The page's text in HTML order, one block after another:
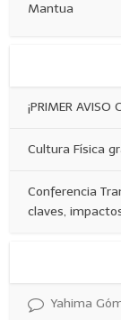
Mantua
¡PRIMER
Cultura Física
Conferencia
claves,
Yahima